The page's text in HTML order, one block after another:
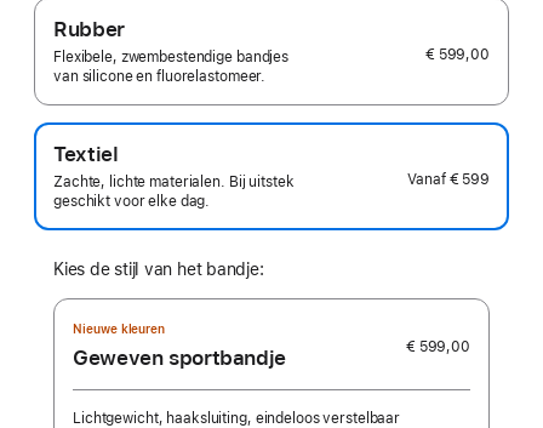
Rubber
Flexibele, zwembestendige bandjes
van silicone en fluorelastomeer.
€ 599,00
Textiel
Zachte, lichte materialen. Bij uitstek
geschikt voor elke dag.
Vanaf € 599
Kies de stijl van het bandje:
Nieuwe kleuren
Geweven sportbandje € 599,00
Lichtgewicht, haaksluiting, eindeloos verstelbaar